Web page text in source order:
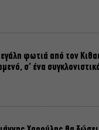
φωτιά από τον
σ’ ένα